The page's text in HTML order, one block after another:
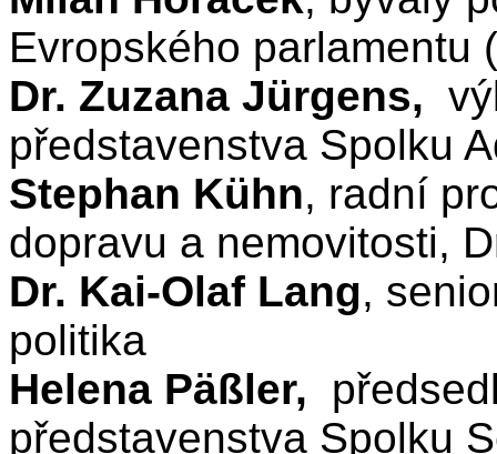
Evropského
Dr. Zuzana Jürgens,
představenstva Spolku
Stephan Kühn, radní
dopravu a nemovitosti,
Dr. Kai-Olaf Lang,
politika
Helena Päßler,
představenstva Spolku